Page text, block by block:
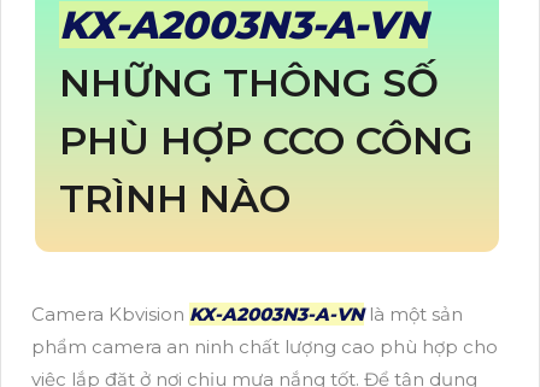
KX-A2003N3-A-VN
NHỮNG THÔNG SỐ
PHÙ HỢP CCO CÔNG
TRÌNH NÀO
Camera Kbvision KX-A2003N3-A-VNlà một sản
phẩm camera an ninh chất lượng cao phù hợp cho
việc lắp đặt ở nơi chịu mưa nắng tốt. Để tận dụng